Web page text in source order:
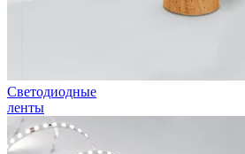
Светодиодные
ленты